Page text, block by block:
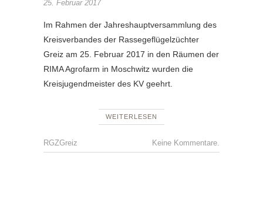
25. Februar 2017
Im Rahmen der Jahreshauptversammlung des
Kreisverbandes der Rassegeflügelzüchter
Greiz am 25. Februar 2017 in den Räumen der
RIMA Agrofarm in Moschwitz wurden die
Kreisjugendmeister des KV geehrt.
WEITERLESEN
RGZGreiz Keine Kommentare.